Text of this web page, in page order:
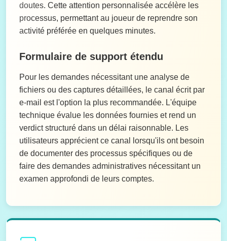
doutes. Cette attention personnalisée accélère les
processus, permettant au joueur de reprendre son
activité préférée en quelques minutes.
Formulaire de support étendu
Pour les demandes nécessitant une analyse de
fichiers ou des captures détaillées, le canal écrit par
e-mail est l'option la plus recommandée. L'équipe
technique évalue les données fournies et rend un
verdict structuré dans un délai raisonnable. Les
utilisateurs apprécient ce canal lorsqu'ils ont besoin
de documenter des processus spécifiques ou de
faire des demandes administratives nécessitant un
examen approfondi de leurs comptes.